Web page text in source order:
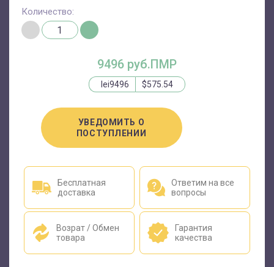
9496 руб.ПМР
lei9496 $575.54
УВЕДОМИТЬ О
ПОСТУПЛЕНИИ
Количество:
Бесплатная
доставка
Ответим на все
вопросы
Возрат / Обмен
товара
Гарантия
качества